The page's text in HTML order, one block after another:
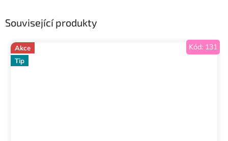
Související produkty
Akce
Tip
Kód: 131